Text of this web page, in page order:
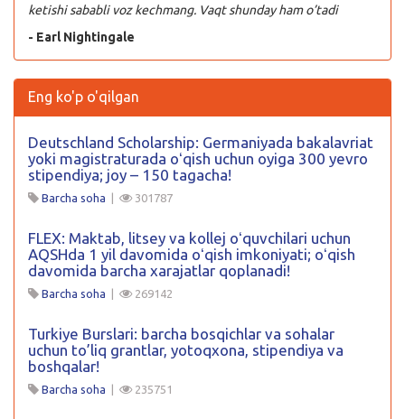
ketishi sababli voz kechmang. Vaqt shunday ham o’tadi
- Earl Nightingale
Eng ko'p o'qilgan
Deutschland Scholarship: Germaniyada bakalavriat
yoki magistraturada oʻqish uchun oyiga 300 yevro
stipendiya; joy – 150 tagacha!
Barcha soha | 301787
FLEX: Maktab, litsey va kollej oʻquvchilari uchun
AQSHda 1 yil davomida oʻqish imkoniyati; oʻqish
davomida barcha xarajatlar qoplanadi!
Barcha soha | 269142
Turkiye Burslari: barcha bosqichlar va sohalar
uchun to’liq grantlar, yotoqxona, stipendiya va
boshqalar!
Barcha soha | 235751